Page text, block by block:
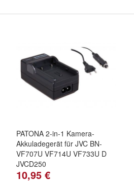
PATONA 2-in-1 Kamera-
Akkuladegerät für JVC BN-
VF707U VF714U VF733U D
JVCD250
10,95 €